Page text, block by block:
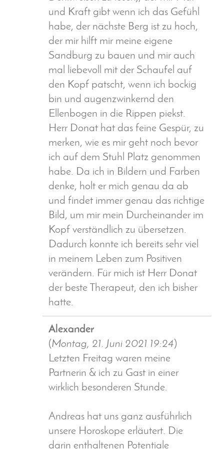
und Kraft gibt wenn ich das Gefühl
habe, der nächste Berg ist zu hoch,
der mir hilft mir meine eigene
Sandburg zu bauen und mir auch
mal liebevoll mit der Schaufel auf
den Kopf patscht, wenn ich bockig
bin und augenzwinkernd den
Ellenbogen in die Rippen piekst.
Herr Donat hat das feine Gespür, zu
merken, wie es mir geht noch bevor
ich auf dem Stuhl Platz genommen
habe. Da ich in Bildern und Farben
denke, holt er mich genau da ab
und findet immer genau das richtige
Bild, um mir mein Durcheinander im
Kopf verständlich zu übersetzen.
Dadurch konnte ich bereits sehr viel
in meinem Leben zum Positiven
verändern. Für mich ist Herr Donat
der beste Therapeut, den ich bisher
hatte.
Alexander
(Montag, 21. Juni 2021 19:24)
Letzten Freitag waren meine
Partnerin & ich zu Gast in einer
wirklich besonderen Stunde.
Andreas hat uns ganz ausführlich
unsere Horoskope erläutert. Die
darin enthaltenen Potentiale